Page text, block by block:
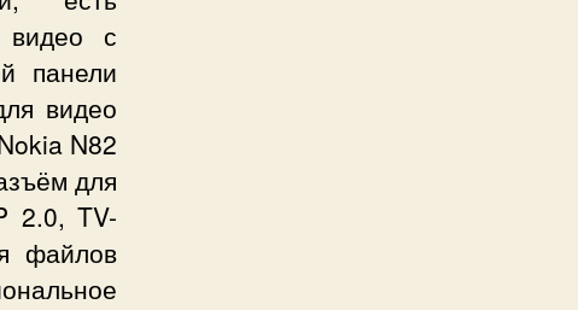
видео с
панели
видео
N82
для
2.0, TV-
файлов